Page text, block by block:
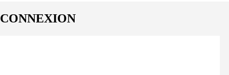
CONNEXION